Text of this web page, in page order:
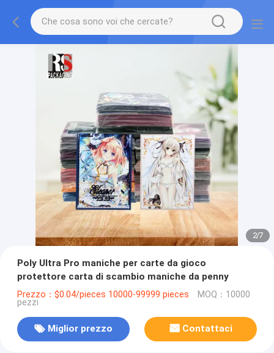
2/7
Poly Ultra Pro maniche per carte da gioco
protettore carta di scambio maniche da penny
Prezzo：$0.04/pieces 10000-99999 pieces MOQ：10000
pezzi
Miglior prezzo Contattaci